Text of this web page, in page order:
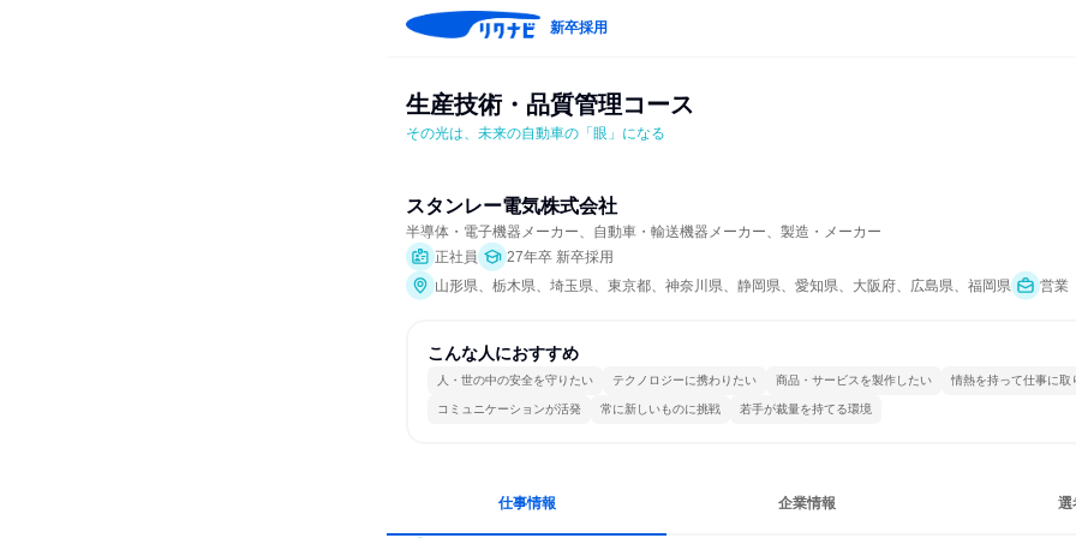
新卒採用
生産技術・品質管理コース
その光は、未来の自動車の「眼」になる
スタンレー電気株式会社
半導体・電子機器メーカー、自動車・輸送機器メーカー、製造・メーカー
正社員
27年卒 新卒採用
山形県、栃木県、埼玉県、東京都、神奈川県、静岡県、愛知県、大阪府、広島県、福岡県
営業
こんな人におすすめ
人・世の中の安全を守りたい テクノロジーに携わりたい 商品・サービスを製作したい 情熱を持って仕事に取
コミュニケーションが活発 常に新しいものに挑戦 若手が裁量を持てる環境
仕事情報 企業情報 選